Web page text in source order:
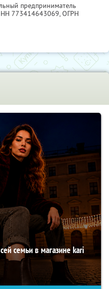
предприниматель
773414643069, ОГРН
семьи в магазине kari